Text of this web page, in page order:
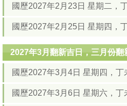
國歷2027年2月23日 星期二，
國歷2027年2月25日 星期四，
2027年3月翻新吉日，三月份翻
國歷2027年3月4日 星期四，
國歷2027年3月6日 星期六，